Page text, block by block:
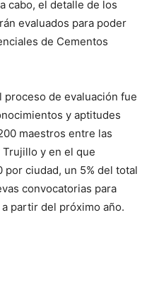
cabo, el detalle de los
evaluados para poder
de Cementos
de evaluación fue
y aptitudes
maestros entre las
y en el que
ciudad, un 5% del total
convocatorias para
partir del próximo año.